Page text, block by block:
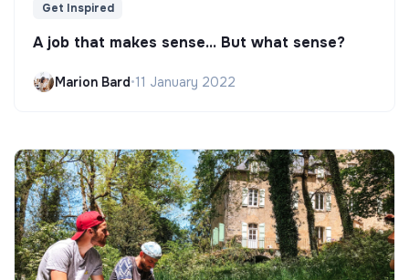
Get Inspired
A job that makes sense... But what sense?
Marion Bard•11 January 2022